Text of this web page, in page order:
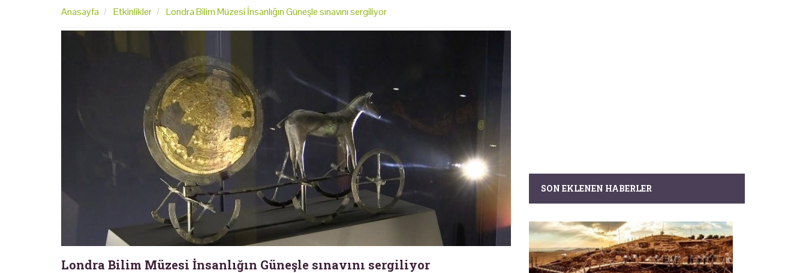
Anasayfa Etkinlikler Londra Bilim Müzesi İnsanlığın Güneşle sınavını sergiliyor
Londra Bilim Müzesi İnsanlığın Güneşle sınavını sergiliyor
SON EKLENEN HABERLER